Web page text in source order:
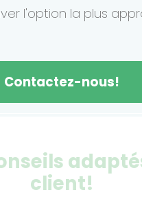
l'option la plus
Contactez-nous!
client!